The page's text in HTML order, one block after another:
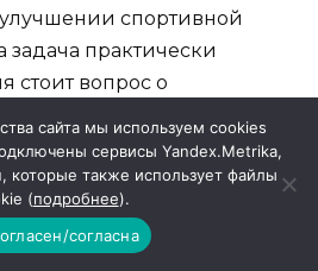
спортивной
задача практически
стоит вопрос о
в этом случае основная
наш учебный отдел с
их давно, и нет сомнений
результаты и с этой
сайта мы используем cookies
сервисы Yandex.Metrika,
которые также использует файлы
(подробнее).
согласна